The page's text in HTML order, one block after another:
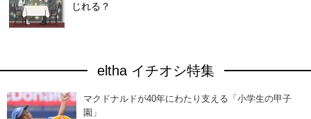
じれる？
eltha イチオシ特集
マクドナルドが40年にわたり支える「小学生の甲子
園」